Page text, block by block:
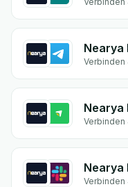
Nearya
Verbinden
Nearya
Verbinden
Nearya
Verbinden